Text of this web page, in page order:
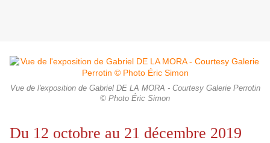
Vue de l'exposition de Gabriel DE LA MORA - Courtesy Galerie Perrotin
© Photo Éric Simon
Du 12 octobre au 21 décembre 2019